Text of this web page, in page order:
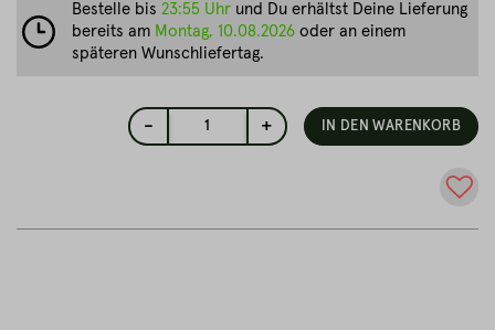
- 1 + IN DEN WARENKORB
Bestelle bis 23:55 Uhr und Du erhältst Deine Lieferung
bereits am Montag, 10.08.2026 oder an einem
späteren Wunschliefertag.